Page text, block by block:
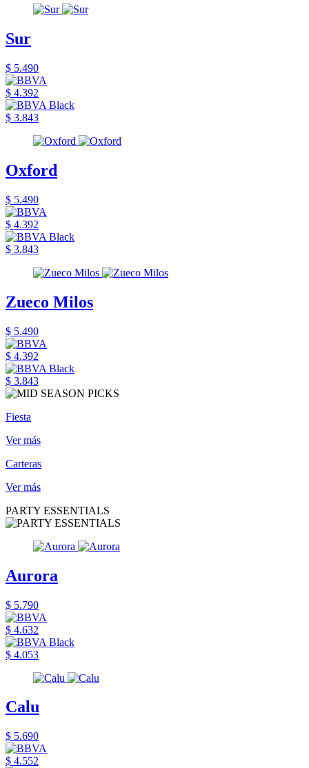
Sur
$ 5.490
$ 4.392
$ 3.843
Oxford
$ 5.490
$ 4.392
$ 3.843
Zueco Milos
$ 5.490
$ 4.392
$ 3.843
Fiesta
Ver más
Carteras
Ver más
PARTY ESSENTIALS
Aurora
$ 5.790
$ 4.632
$ 4.053
Calu
$ 5.690
$ 4.552